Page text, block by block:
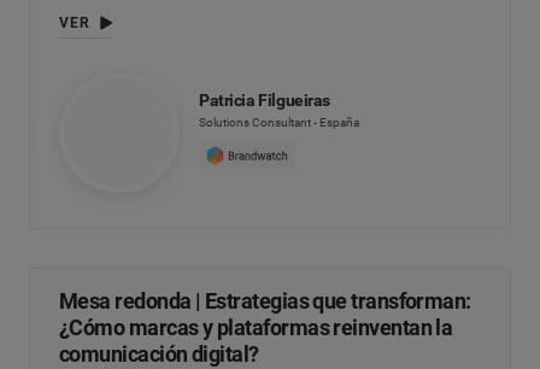
VER
Patricia Filgueiras
Solutions Consultant - España
Mesa redonda | Estrategias que transforman:
¿Cómo marcas y plataformas reinventan la
comunicación digital?